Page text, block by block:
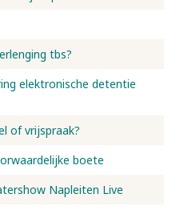
tbs?
elektronische detentie
of vrijspraak?
boete
Napleiten Live